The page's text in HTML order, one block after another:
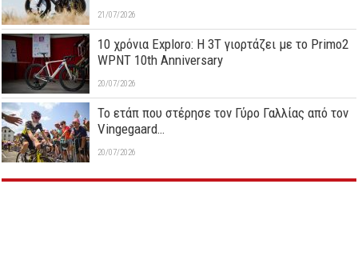
21/07/2026
10 χρόνια Exploro: Η 3T γιορτάζει με το Primo2
WPNT 10th Anniversary
20/07/2026
Το ετάπ που στέρησε τον Γύρο Γαλλίας από τον
Vingegaard…
20/07/2026